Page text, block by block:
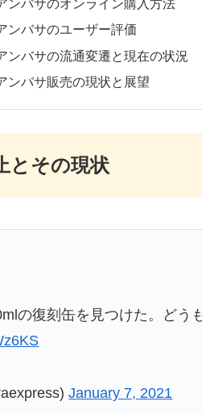
ンバサのオンライン購入方法
ンバサのユーザー評価
ンバサの流通変遷と現在の状況
ンバサ販売の現状と展望
とその現状
の復刻缶を見つけた。どう
January 7, 2021